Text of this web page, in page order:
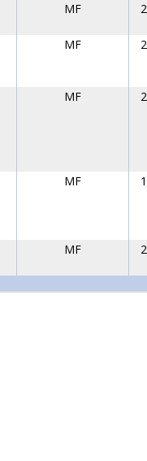
MF
MF
MF
MF
MF